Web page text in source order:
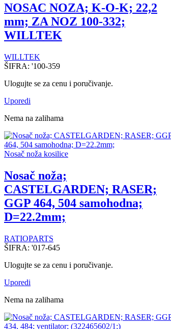
NOSAC NOZA; K-O-K; 22,2
mm; ZA NOZ 100-332;
WILLTEK
WILLTEK
ŠIFRA: '100-359
Ulogujte se za cenu i poručivanje.
Uporedi
Nema na zalihama
Nosač noža kosilice
Nosač noža;
CASTELGARDEN; RASER;
GGP 464, 504 samohodna;
D=22.2mm;
RATIOPARTS
ŠIFRA: '017-645
Ulogujte se za cenu i poručivanje.
Uporedi
Nema na zalihama